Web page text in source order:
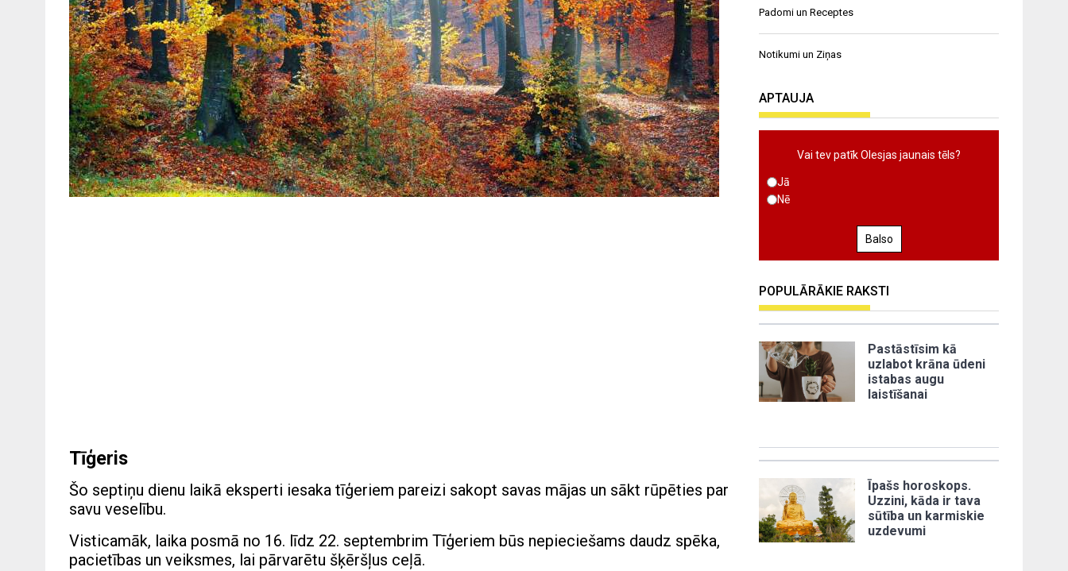
Tīģeris
Šo septiņu dienu laikā eksperti iesaka tīģeriem pareizi sakopt savas mājas un sākt rūpēties par
savu veselību.
Visticamāk, laika posmā no 16. līdz 22. septembrim Tīģeriem būs nepieciešams daudz spēka,
pacietības un veiksmes, lai pārvarētu šķēršļus ceļā.
Padomi un Receptes
Notikumi un Ziņas
APTAUJA
Vai tev patīk Olesjas jaunais tēls?
Jā
Nē
Balso
POPULĀRĀKIE RAKSTI
Pastāstīsim kā
uzlabot krāna ūdeni
istabas augu
laistīšanai
Īpašs horoskops.
Uzzini, kāda ir tava
sūtība un karmiskie
uzdevumi